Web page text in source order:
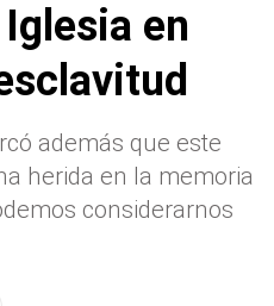
en
además que este
herida en la memoria
considerarnos